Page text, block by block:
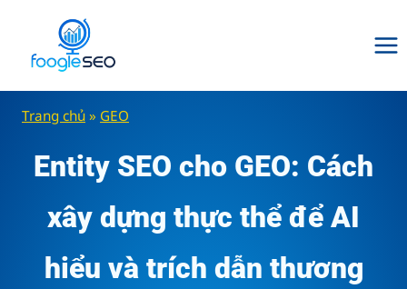
content
Trang chủ » GEO
Entity SEO cho GEO: Cách
xây dựng thực thể để AI
hiểu và trích dẫn thương